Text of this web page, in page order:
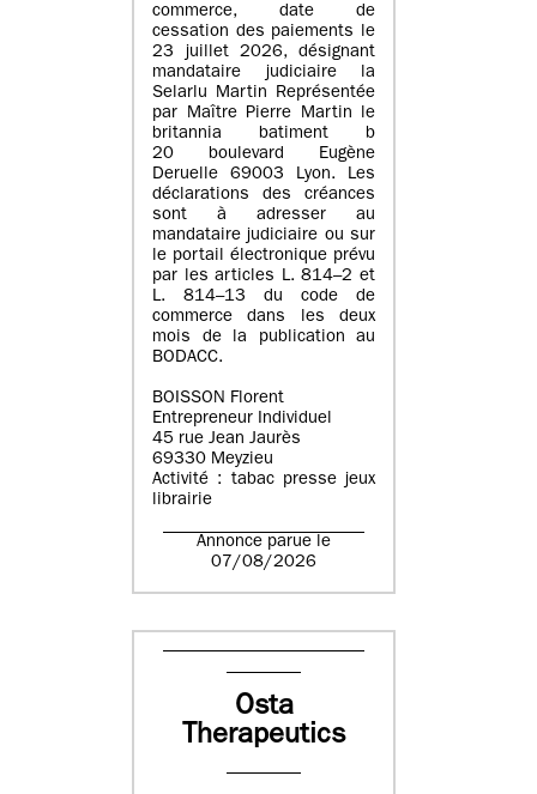
commerce, date de
cessation des paiements le
23 juillet 2026, désignant
mandataire judiciaire la
Selarlu Martin Représentée
par Maître Pierre Martin le
britannia batiment b
20 boulevard Eugène
Deruelle 69003 Lyon. Les
déclarations des créances
sont à adresser au
mandataire judiciaire ou sur
le portail électronique prévu
par les articles L. 814–2 et
L. 814–13 du code de
commerce dans les deux
mois de la publication au
BODACC.
BOISSON Florent
Entrepreneur Individuel
45 rue Jean Jaurès
69330 Meyzieu
Activité : tabac presse jeux
librairie
Annonce parue le
07/08/2026
Osta
Therapeutics